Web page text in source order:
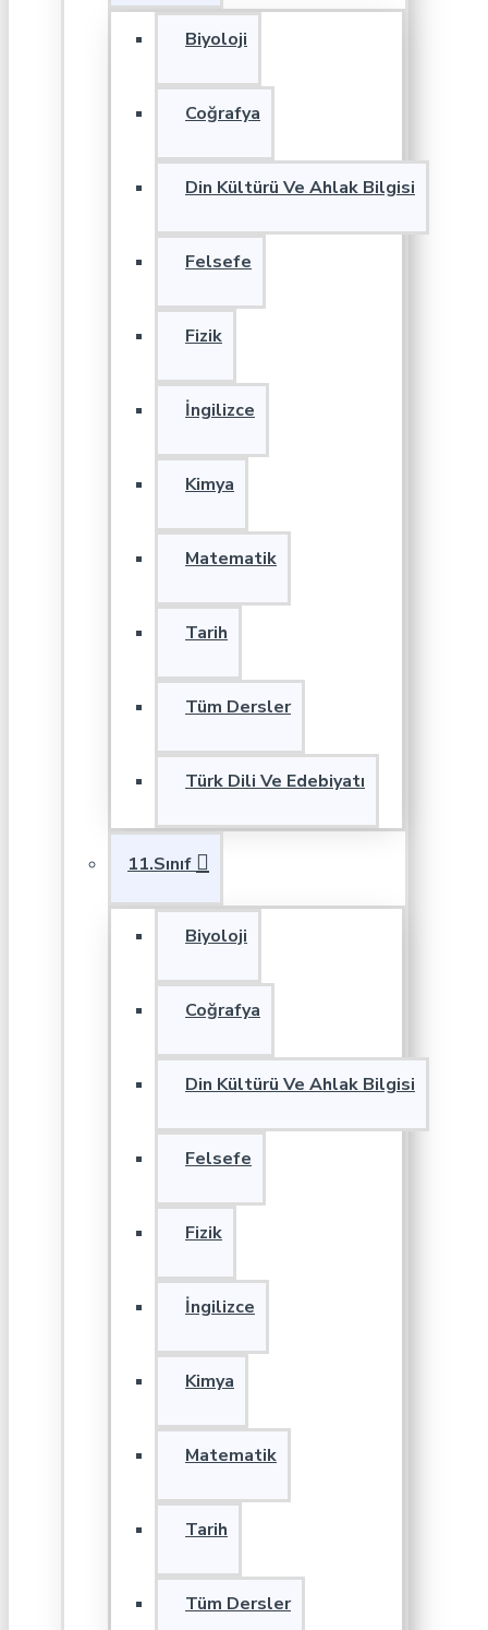
Biyoloji
Coğrafya
Din Kültürü Ve Ahlak Bilgisi
Felsefe
Fizik
İngilizce
Kimya
Matematik
Tarih
Tüm Dersler
Türk Dili Ve Edebiyatı
11.Sınıf
Biyoloji
Coğrafya
Din Kültürü Ve Ahlak Bilgisi
Felsefe
Fizik
İngilizce
Kimya
Matematik
Tarih
Tüm Dersler